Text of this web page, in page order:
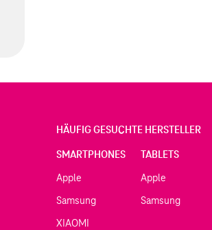
HÄUFIG GESUCHTE HERSTELLER
SMARTPHONES
Apple
Samsung
XIAOMI
TABLETS
Apple
Samsung